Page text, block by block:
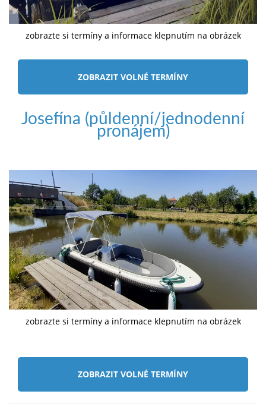
zobrazte si termíny a informace klepnutím na obrázek
ZOBRAZIT VOLNÉ TERMÍNY
Josefína (půldenní/jednodenní
pronájem)
zobrazte si termíny a informace klepnutím na obrázek
ZOBRAZIT VOLNÉ TERMÍNY